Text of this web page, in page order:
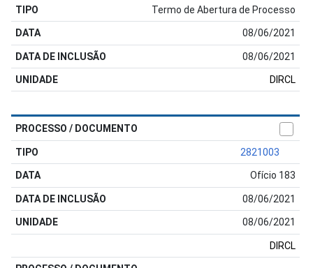
Termo de Abertura de Processo
08/06/2021
08/06/2021
DIRCL
2821003
Ofício 183
08/06/2021
08/06/2021
DIRCL